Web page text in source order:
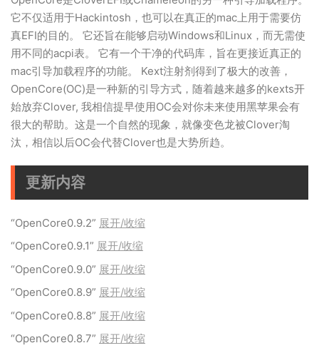
它不仅适用于Hackintosh，也可以在真正的mac上用于需要仿
真EFI的目的。 它还旨在能够启动Windows和Linux，而无需使
用不同的acpi表。 它有一个干净的代码库，旨在更接近真正的
mac引导加载程序的功能。 Kext注射剂得到了极大的改善，
OpenCore(OC)是一种新的引导方式，随着越来越多的kexts开
始放弃Clover, 我相信提早使用OC会对你未来使用黑苹果会有
很大的帮助。这是一个自然的现象，就像变色龙被Clover淘
汰，相信以后OC会代替Clover也是大势所趋。
更新内容
“OpenCore0.9.2” 展开/收缩
“OpenCore0.9.1” 展开/收缩
“OpenCore0.9.0” 展开/收缩
“OpenCore0.8.9” 展开/收缩
“OpenCore0.8.8” 展开/收缩
“OpenCore0.8.7” 展开/收缩